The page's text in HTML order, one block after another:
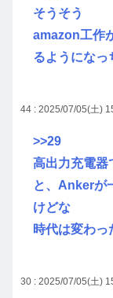
そうそう
amazon工作
るようになっ
44 : 2025/07/05(土)
>>29
高出力充電器
と、Ankerが
けどな
時代は変わっ
30 : 2025/07/05(土)